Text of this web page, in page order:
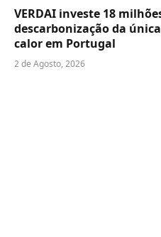
VERDAI investe 18
descarbonização da
calor em Portugal
2 de Agosto, 2026